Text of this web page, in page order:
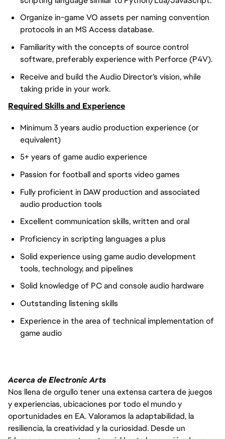
Organize in-game VO assets per naming convention
protocols in an MS Access database.
Familiarity with the concepts of source control
software, preferably experience with Perforce (P4V).
Receive and build the Audio Director’s vision, while
taking pride in your work.
Required Skills and Experience
Minimum 3 years audio production experience (or
equivalent)
5+ years of game audio experience
Passion for football and sports video games
Fully proficient in DAW production and associated
audio production tools
Excellent communication skills, written and oral
Proficiency in scripting languages a plus
Solid experience using game audio development
tools, technology, and pipelines
Solid knowledge of PC and console audio hardware
Outstanding listening skills
Experience in the area of technical implementation of
game audio
Acerca de Electronic Arts
Nos llena de orgullo tener una extensa cartera de juegos
y experiencias, ubicaciones por todo el mundo y
oportunidades en EA. Valoramos la adaptabilidad, la
resiliencia, la creatividad y la curiosidad. Desde un